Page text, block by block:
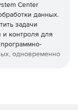
Center
данных.
задачи
и контроля для
одновременно